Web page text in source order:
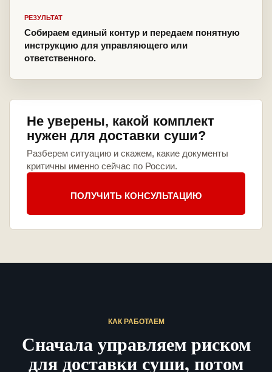
РЕЗУЛЬТАТ
Собираем единый контур и передаем понятную
инструкцию для управляющего или
ответственного.
Не уверены, какой комплект
нужен для доставки суши?
Разберем ситуацию и скажем, какие документы
критичны именно сейчас по России.
ПОЛУЧИТЬ КОНСУЛЬТАЦИЮ
КАК РАБОТАЕМ
Сначала управляем риском
для доставки суши, потом